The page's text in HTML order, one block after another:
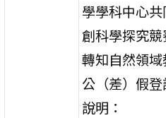
學學科中心
創科學探究
轉知自然領
公（差）假
說明：